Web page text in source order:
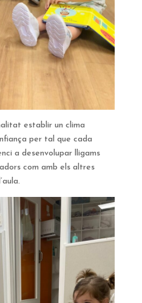
establir un clima
per tal que cada
a desenvolupar lligams
com amb els altres